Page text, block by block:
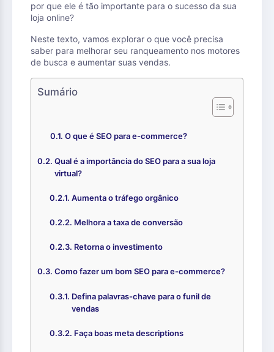
por que ele é tão importante para o sucesso da sua
loja online?
Neste texto, vamos explorar o que você precisa
saber para melhorar seu ranqueamento nos motores
de busca e aumentar suas vendas.
Sumário
O que é SEO para e-commerce?
Qual é a importância do SEO para a sua loja
virtual?
Aumenta o tráfego orgânico
Melhora a taxa de conversão
Retorna o investimento
Como fazer um bom SEO para e-commerce?
Defina palavras-chave para o funil de
vendas
Faça boas meta descriptions